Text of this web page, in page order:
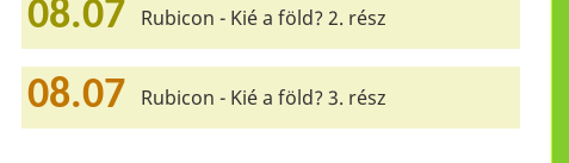
08.07 Rubicon - Kié a föld? 2. rész
08.07 Rubicon - Kié a föld? 3. rész